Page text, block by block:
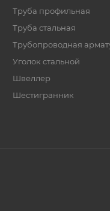
Труба профильная
Труба стальная
Трубопроводная
Уголок стальной
Швеллер
Шестигранник